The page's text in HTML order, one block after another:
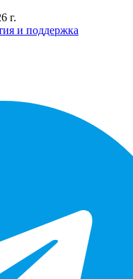
г.
и поддержка